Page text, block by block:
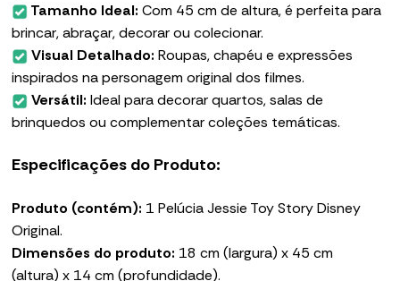
Tamanho Ideal: Com 45 cm de altura, é perfeita para
brincar, abraçar, decorar ou colecionar.
Visual Detalhado: Roupas, chapéu e expressões
inspirados na personagem original dos filmes.
Versátil: Ideal para decorar quartos, salas de
brinquedos ou complementar coleções temáticas.
Especificações do Produto:
Produto (contém): 1 Pelúcia Jessie Toy Story Disney
Original.
Dimensões do produto: 18 cm (largura) x 45 cm
(altura) x 14 cm (profundidade).